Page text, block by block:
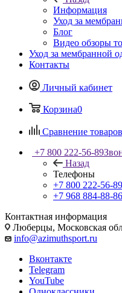
Информация
Уход за
Блог
Видео обзоры
Уход за мембранной
Контакты
Личный кабинет
Корзина0
Сравнение товаров
+7 800 222-56-89
Назад
Телефоны
+7 800 222-56-89
+7 968 884-88-86
Контактная информация
Люберцы, Московская
info@azimuthsport.ru
Вконтакте
Telegram
YouTube